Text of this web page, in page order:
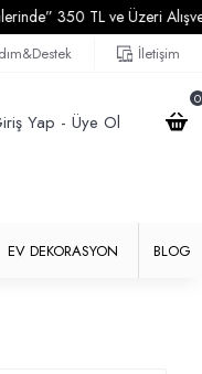
350 TL ve Üzeri
İletişim
Yap - Üye Ol
0
EV DEKORASYON BLOG